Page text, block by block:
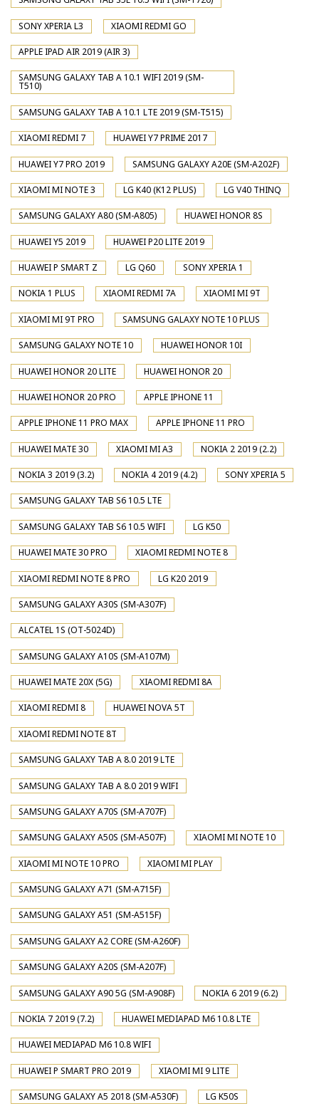
SONY XPERIA L3 XIAOMI REDMI GO
APPLE IPAD AIR 2019 (AIR 3)
SAMSUNG GALAXY TAB A 10.1 WIFI 2019 (SM-
T510)
SAMSUNG GALAXY TAB A 10.1 LTE 2019 (SM-T515)
XIAOMI REDMI 7 HUAWEI Y7 PRIME 2017
HUAWEI Y7 PRO 2019 SAMSUNG GALAXY A20E (SM-A202F)
XIAOMI MI NOTE 3 LG K40 (K12 PLUS) LG V40 THINQ
SAMSUNG GALAXY A80 (SM-A805) HUAWEI HONOR 8S
HUAWEI Y5 2019 HUAWEI P20 LITE 2019
HUAWEI P SMART Z LG Q60 SONY XPERIA 1
NOKIA 1 PLUS XIAOMI REDMI 7A XIAOMI MI 9T
XIAOMI MI 9T PRO SAMSUNG GALAXY NOTE 10 PLUS
SAMSUNG GALAXY NOTE 10 HUAWEI HONOR 10I
HUAWEI HONOR 20 LITE HUAWEI HONOR 20
HUAWEI HONOR 20 PRO APPLE IPHONE 11
APPLE IPHONE 11 PRO MAX APPLE IPHONE 11 PRO
HUAWEI MATE 30 XIAOMI MI A3 NOKIA 2 2019 (2.2)
NOKIA 3 2019 (3.2) NOKIA 4 2019 (4.2) SONY XPERIA 5
SAMSUNG GALAXY TAB S6 10.5 LTE
SAMSUNG GALAXY TAB S6 10.5 WIFI LG K50
HUAWEI MATE 30 PRO XIAOMI REDMI NOTE 8
XIAOMI REDMI NOTE 8 PRO LG K20 2019
SAMSUNG GALAXY A30S (SM-A307F)
ALCATEL 1S (OT-5024D)
SAMSUNG GALAXY A10S (SM-A107M)
HUAWEI MATE 20X (5G) XIAOMI REDMI 8A
XIAOMI REDMI 8 HUAWEI NOVA 5T
XIAOMI REDMI NOTE 8T
SAMSUNG GALAXY TAB A 8.0 2019 LTE
SAMSUNG GALAXY TAB A 8.0 2019 WIFI
SAMSUNG GALAXY A70S (SM-A707F)
SAMSUNG GALAXY A50S (SM-A507F) XIAOMI MI NOTE 10
XIAOMI MI NOTE 10 PRO XIAOMI MI PLAY
SAMSUNG GALAXY A71 (SM-A715F)
SAMSUNG GALAXY A51 (SM-A515F)
SAMSUNG GALAXY A2 CORE (SM-A260F)
SAMSUNG GALAXY A20S (SM-A207F)
SAMSUNG GALAXY A90 5G (SM-A908F) NOKIA 6 2019 (6.2)
NOKIA 7 2019 (7.2) HUAWEI MEDIAPAD M6 10.8 LTE
HUAWEI MEDIAPAD M6 10.8 WIFI
HUAWEI P SMART PRO 2019 XIAOMI MI 9 LITE
SAMSUNG GALAXY A5 2018 (SM-A530F) LG K50S